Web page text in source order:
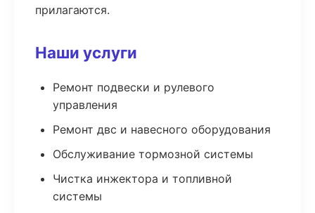
прилагаются.
Наши услуги
Ремонт подвески и рулевого
управления
Ремонт двс и навесного оборудования
Обслуживание тормозной системы
Чистка инжектора и топливной
системы